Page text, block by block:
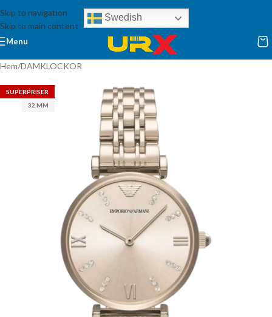
Skip to navigation
Skip to main content
Swedish
Menu
Hem/DAMKLOCKOR
SUPERPRISER
32 MM